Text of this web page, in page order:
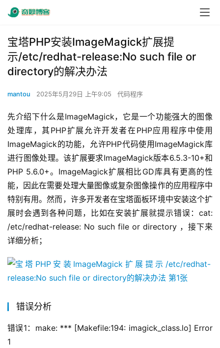
宝塔PHP安装ImageMagick扩展提
示/etc/redhat-release:No such file or
directory的解决办法
mantou 2025年5月29日 上午9:05 代码程序
先介绍下什么是ImageMagick，它是一个功能强大的图像
处理库，其PHP扩展允许开发者在PHP应用程序中使用
ImageMagick的功能，允许PHP代码使用ImageMagick库
进行图像处理。该扩展要求ImageMagick版本6.5.3-10+和
PHP 5.6.0+。ImageMagick扩展相比GD库具有更高的性
能，因此在需要处理大量图像或复杂图像操作的应用程序中
特别有用。然而，许多开发者在宝塔面板环境中安装这个扩
展时会遇到各种问题，比如在安装扩展就提示错误：cat:
/etc/redhat-release: No such file or directory ，接下来
详细分析；
错误分析
错误1：make: *** [Makefile:194: imagick_class.lo] Error
1